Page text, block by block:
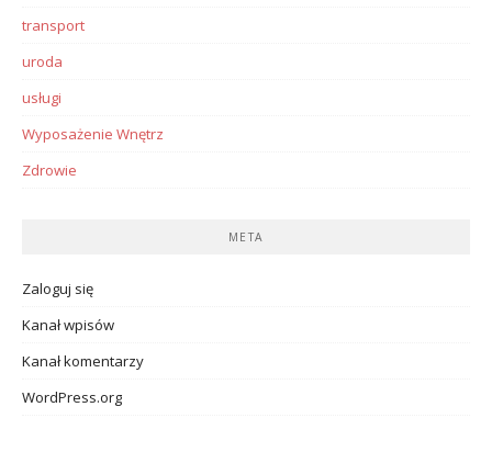
transport
uroda
usługi
Wyposażenie Wnętrz
Zdrowie
META
Zaloguj się
Kanał wpisów
Kanał komentarzy
WordPress.org